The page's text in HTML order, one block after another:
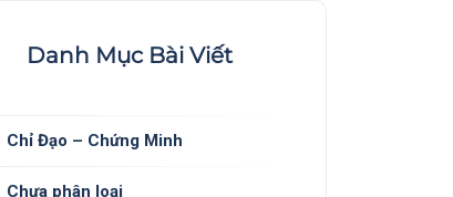
Danh Mục Bài Viết
Chỉ Đạo – Chứng Minh
Chưa phân loại